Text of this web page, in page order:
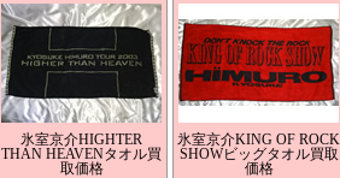
氷室京介HIGHTER
THAN HEAVENタオル買
取価格
氷室京介KING OF ROCK
SHOWビッグタオル買取
価格